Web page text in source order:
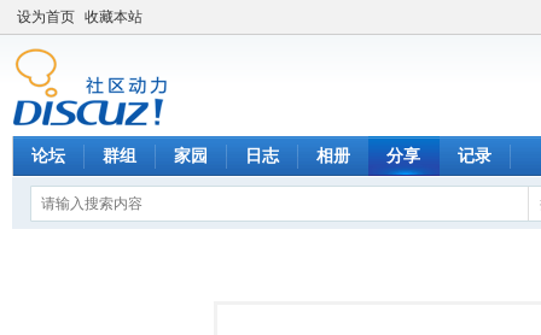
设为首页 收藏本站
论坛 群组 家园 日志 相册 分享 记录